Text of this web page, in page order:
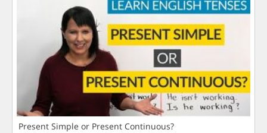
Present Simple or Present Continuous?